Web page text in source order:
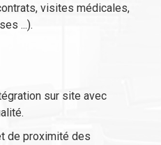
visites médicales,
...).
sur site avec
de proximité des